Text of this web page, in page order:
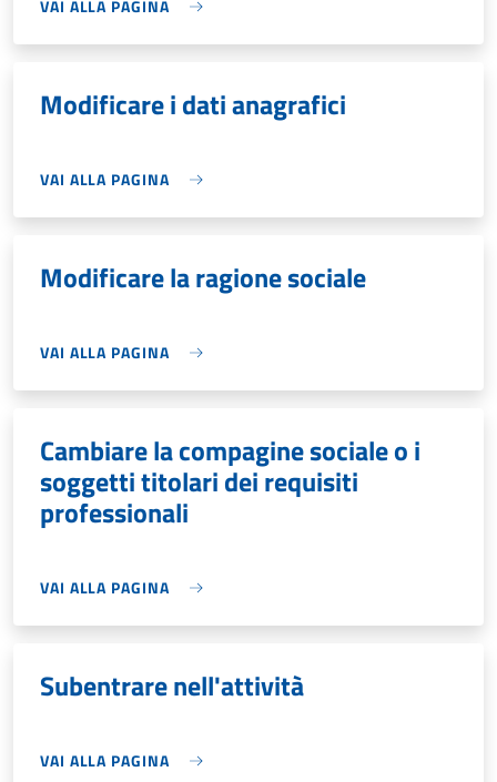
VAI ALLA PAGINA
Modificare i dati anagrafici
VAI ALLA PAGINA
Modificare la ragione sociale
VAI ALLA PAGINA
Cambiare la compagine sociale o i
soggetti titolari dei requisiti
professionali
VAI ALLA PAGINA
Subentrare nell'attività
VAI ALLA PAGINA